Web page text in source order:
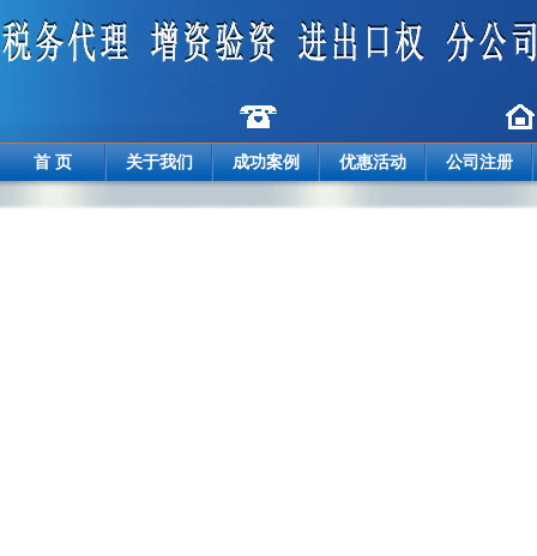
首 页 关于我们 成功案例 优惠活动 公司注册